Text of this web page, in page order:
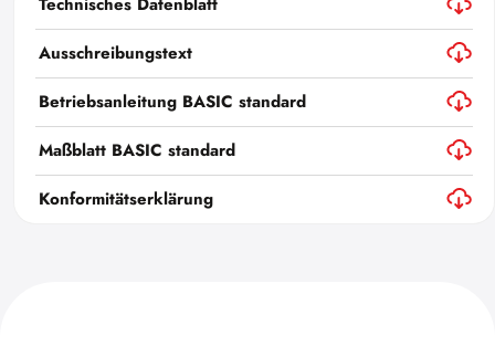
Ausschreibungstext
Betriebsanleitung BASIC standard
Maßblatt BASIC standard
Konformitätserklärung